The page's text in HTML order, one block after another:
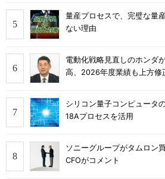
量産プロセスで、完璧な量
ない理由
電動化戦略見直しのホンダ
高、2026年度業績も上方修
シリコン量子コンピュータ
18Aプロセスを活用
ソニーグループがタムロン
CFOがコメント